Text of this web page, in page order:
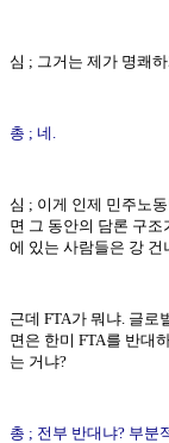
심 ; 그거는 제가 명쾌
총 ; 네.
심 ; 이게 인제 민주노
면 그 동안의 담론 구
에 있는 사람들은 강 건
근데 FTA가 뭐냐. 글로
면은 한미 FTA를 반대
는 거냐?
총 ; 전부 반대냐? 부분